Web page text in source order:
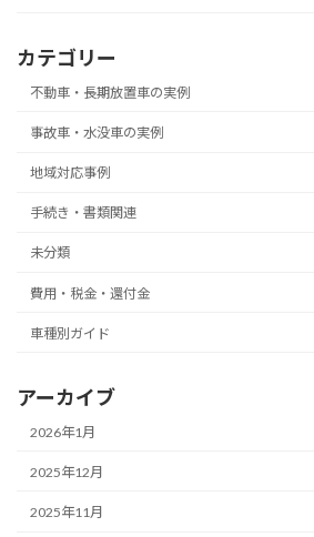
カテゴリー
不動車・長期放置車の実例
事故車・水没車の実例
地域対応事例
手続き・書類関連
未分類
費用・税金・還付金
車種別ガイド
アーカイブ
2026年1月
2025年12月
2025年11月